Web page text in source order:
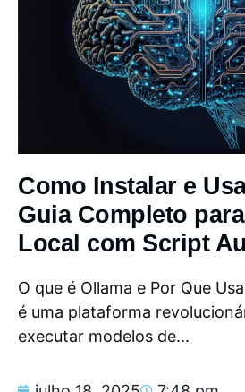
Como Instalar e
Guia Completo
Local com Script
O que é Ollama e Por Que
é uma plataforma
executar modelos de...